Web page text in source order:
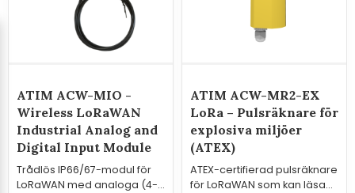
ATIM ACW-MIO -
Wireless LoRaWAN
Industrial Analog and
Digital Input Module
Trådlös IP66/67-modul för
LoRaWAN med analoga (4-
ATIM ACW-MR2-EX
LoRa – Pulsräknare för
explosiva miljöer
(ATEX)
ATEX-certifierad pulsräknare
för LoRaWAN som kan läsa